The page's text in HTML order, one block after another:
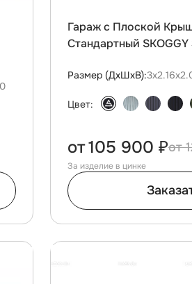
Гараж с Плоской
Стандартный
Размер (ДxШxВ):
Цвет:
от105 900 ₽
За изделие в цинке